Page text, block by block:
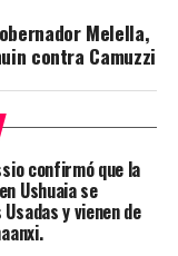
Melella,
contra Camuzzi
confirmó que la
Ushuaia se
y vienen de